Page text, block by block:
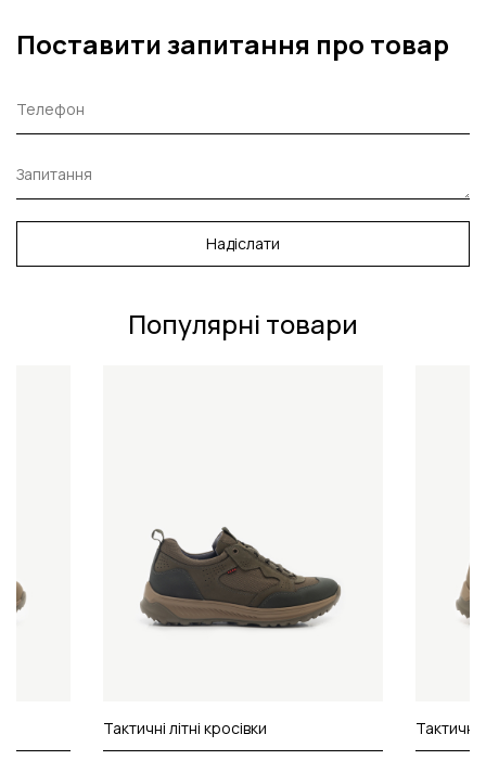
Поставити запитання про товар
Надіслати
Популярні товари
Тактичні літні кросівки Тактичні